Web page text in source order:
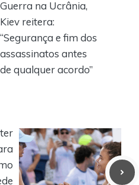
Guerra na Ucrânia,
Kiev reitera:
“Segurança e fim dos
assassinatos antes
de qualquer acordo”